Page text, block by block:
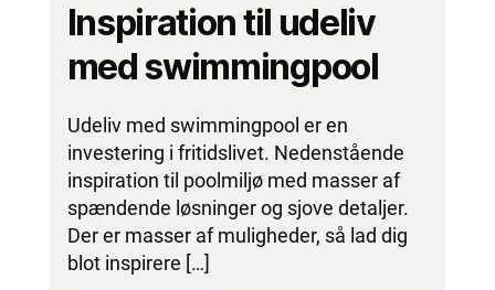
Inspiration til udeliv
med swimmingpool
Udeliv med swimmingpool er en
investering i fritidslivet. Nedenstående
inspiration til poolmiljø med masser af
spændende løsninger og sjove detaljer.
Der er masser af muligheder, så lad dig
blot inspirere […]